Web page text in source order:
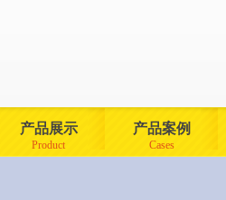
产品展示
Product
产品案例
Cases